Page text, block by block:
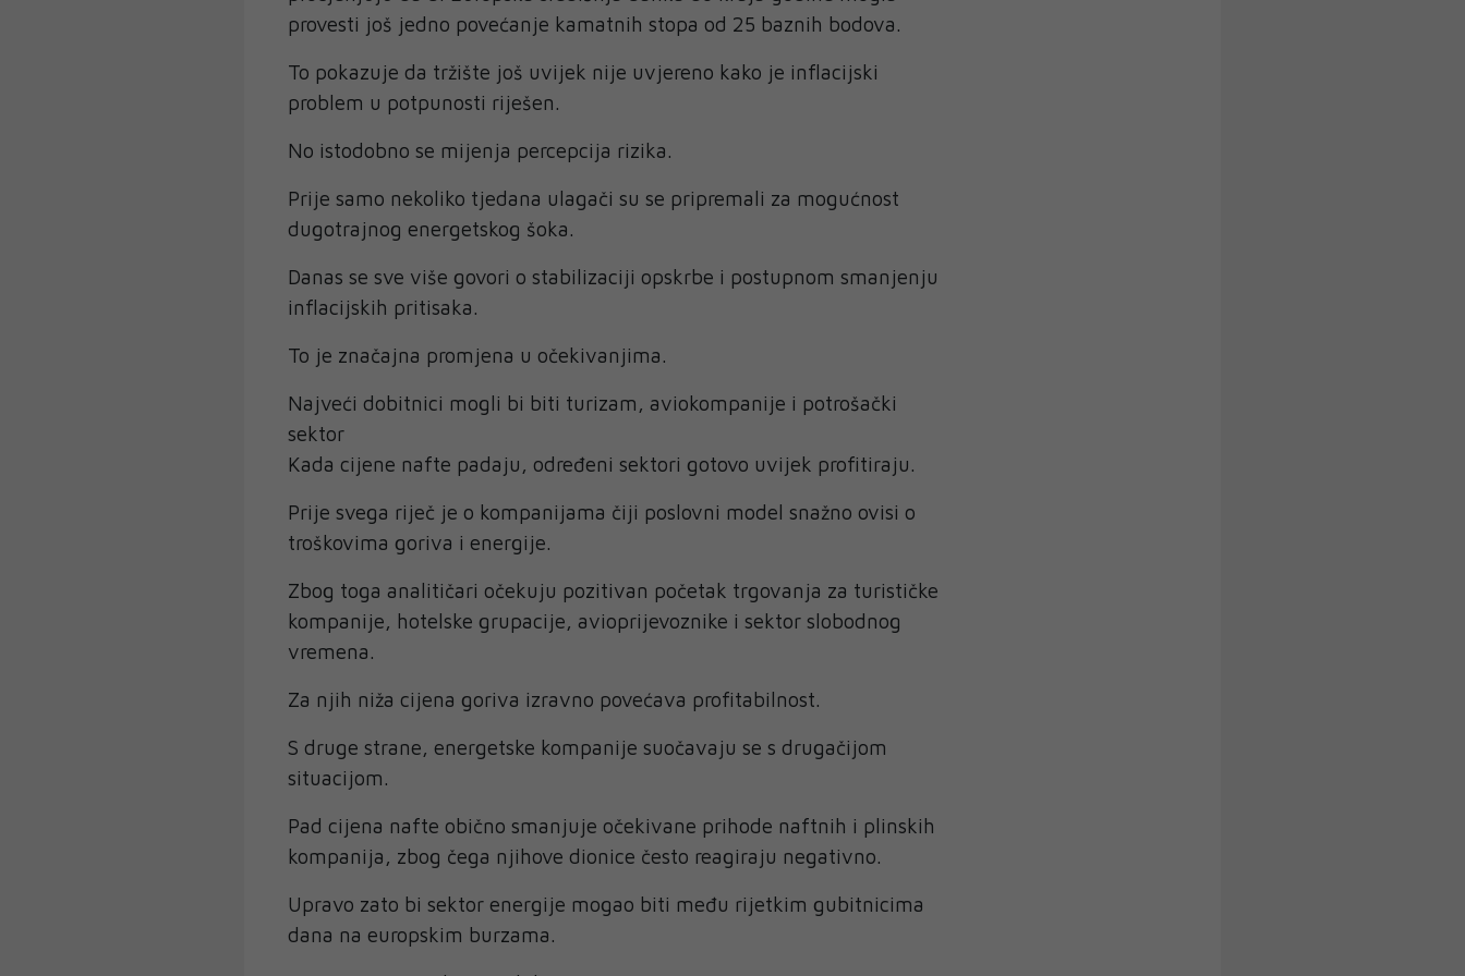
provesti još jedno povećanje kamatnih stopa od 25 baznih bodova.
To pokazuje da tržište još uvijek nije uvjereno kako je inflacijski
problem u potpunosti riješen.
No istodobno se mijenja percepcija rizika.
Prije samo nekoliko tjedana ulagači su se pripremali za mogućnost
dugotrajnog energetskog šoka.
Danas se sve više govori o stabilizaciji opskrbe i postupnom smanjenju
inflacijskih pritisaka.
To je značajna promjena u očekivanjima.
Najveći dobitnici mogli bi biti turizam, aviokompanije i potrošački
sektor
Kada cijene nafte padaju, određeni sektori gotovo uvijek profitiraju.
Prije svega riječ je o kompanijama čiji poslovni model snažno ovisi o
troškovima goriva i energije.
Zbog toga analitičari očekuju pozitivan početak trgovanja za turističke
kompanije, hotelske grupacije, avioprijevoznike i sektor slobodnog
vremena.
Za njih niža cijena goriva izravno povećava profitabilnost.
S druge strane, energetske kompanije suočavaju se s drugačijom
situacijom.
Pad cijena nafte obično smanjuje očekivane prihode naftnih i plinskih
kompanija, zbog čega njihove dionice često reagiraju negativno.
Upravo zato bi sektor energije mogao biti među rijetkim gubitnicima
dana na europskim burzama.